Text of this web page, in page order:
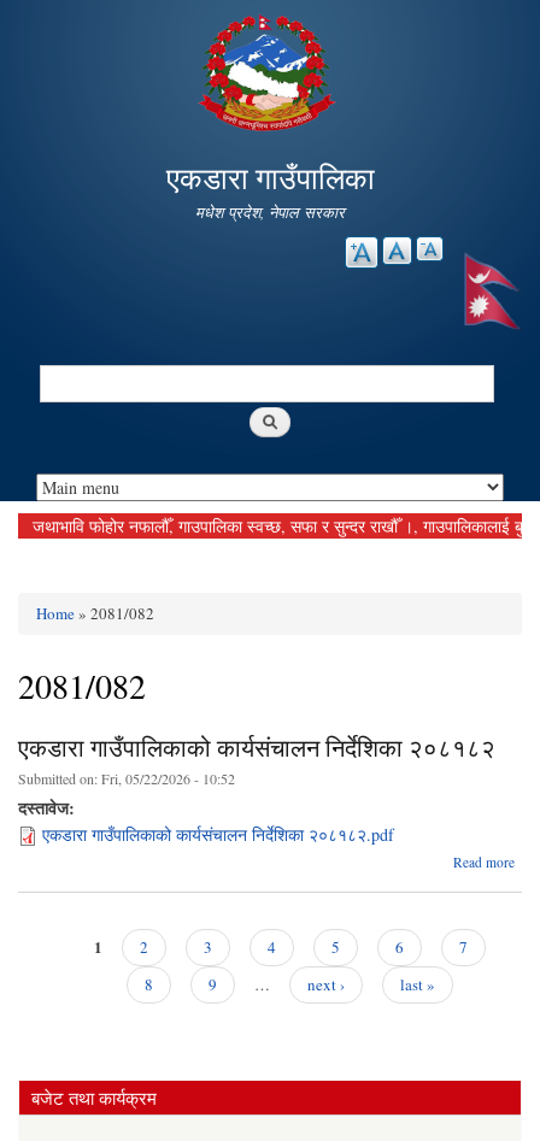
main
content
एकडारा गाउँपालिका
मधेश प्रदेश, नेपाल सरकार
Search
जथाभावि फोहोर नफालौँ, गाउपालिका स्वच्छ, सफा र सुन्दर राखौँ ।, गाउपालिकालाई
Home» 2081/082
2081/082
एकडारा गाउँपालिकाको कार्यसंचालन निर्देशिका २०८१८२
Submitted on:Fri, 05/22/2026 - 10:52
दस्तावेज:
एकडारा गाउँपालिकाको कार्यसंचालन निर्देशिका २०८१८२.pdf
Read more
1 2 3 4 5 6
7
8
9 … next › last »
बजेट तथा कार्यक्रम